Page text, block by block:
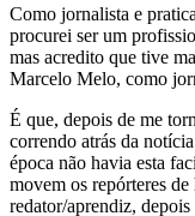
Como jornalista e
procurei ser um
mas acredito que tive
Marcelo Melo, como
É que, depois de me
correndo atrás da
época não havia esta
movem os repórteres
redator/aprendiz,